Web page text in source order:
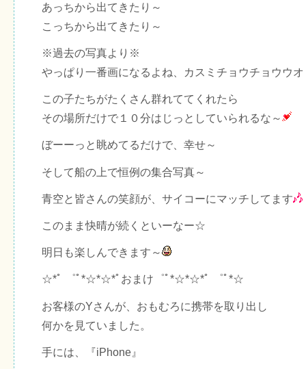
あっちから出てきたり～
こっちから出てきたり～
※過去の写真より※
やっぱり一番画になるよね、カスミチョウチョウウオ
この子たちがたくさん群れててくれたら
その場所だけで１０分はじっとしていられるな～
ぼーーっと眺めてるだけで、幸せ～
そして船の上で恒例の集合写真～
青空と皆さんの笑顔が、サイコーにマッチしてます
このまま快晴が続くといーなー☆
明日も楽しんできます～
☆*ﾟ ゜ﾟ*☆*☆*ﾟおまけ゜ﾟ*☆*☆*ﾟ ゜ﾟ*☆
お客様のYさんが、おもむろに携帯を取り出し
何かを見ていました。
手には、『iPhone』